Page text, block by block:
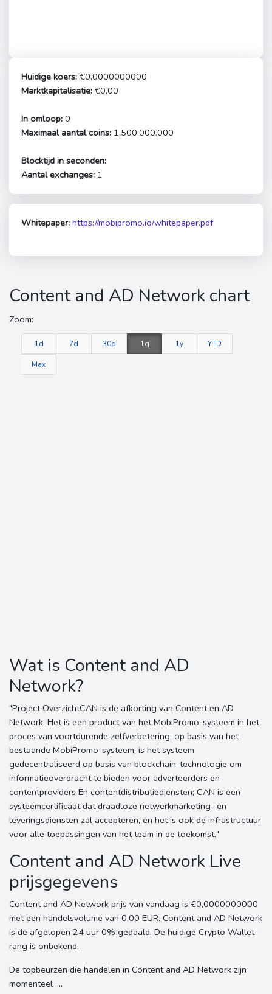
Huidige koers: €0,0000000000
Marktkapitalisatie: €0,00
In omloop: 0
Maximaal aantal coins: 1.500.000.000
Blocktijd in seconden:
Aantal exchanges: 1
Whitepaper: https://mobipromo.io/whitepaper.pdf
Content and AD Network chart
Zoom:
1d 7d 30d 1q 1y YTD
Max
Wat is Content and AD
Network?
"Project OverzichtCAN is de afkorting van Content en AD
Network. Het is een product van het MobiPromo-systeem in het
proces van voortdurende zelfverbetering; op basis van het
bestaande MobiPromo-systeem, is het systeem
gedecentraliseerd op basis van blockchain-technologie om
informatieoverdracht te bieden voor adverteerders en
contentproviders En contentdistributiediensten; CAN is een
systeemcertificaat dat draadloze netwerkmarketing- en
leveringsdiensten zal accepteren, en het is ook de infrastructuur
voor alle toepassingen van het team in de toekomst."
Content and AD Network Live
prijsgegevens
Content and AD Network prijs van vandaag is €0,0000000000
met een handelsvolume van 0,00 EUR. Content and AD Network
is de afgelopen 24 uur 0% gedaald. De huidige Crypto Wallet-
rang is onbekend.
De topbeurzen die handelen in Content and AD Network zijn
momenteel ....